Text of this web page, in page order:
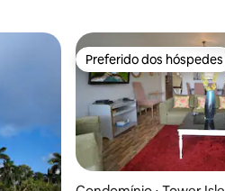
Preferido dos hóspedes
Preferido dos hóspedes